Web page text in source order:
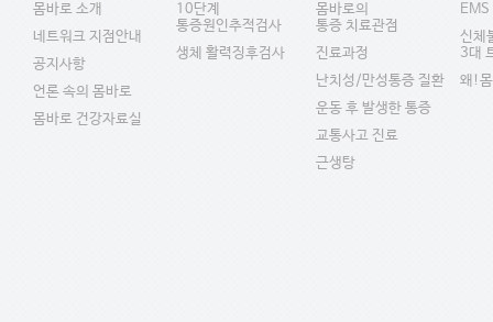
몸바로 소개
네트워크 지점안내
공지사항
언론 속의 몸바로
몸바로 건강자료실
10단계
통증원인추적검사
생체 활력징후검사
몸바로의
통증 치료관점
진료과정
난치성/만성통증 질환
운동 후 발생한 통증
교통사고 진료
근생탕
EMS
신체
3대
왜!